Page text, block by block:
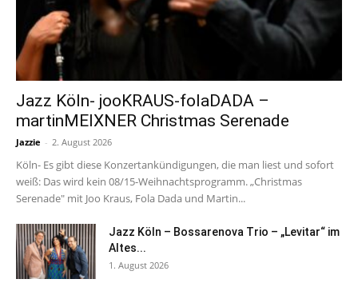
Jazz Köln- jooKRAUS-folaDADA –
martinMEIXNER Christmas Serenade
Jazzie - 2. August 2026
Köln- Es gibt diese Konzertankündigungen, die man liest und sofort
weiß: Das wird kein 08/15-Weihnachtsprogramm. „Christmas
Serenade" mit Joo Kraus, Fola Dada und Martin...
Jazz Köln – Bossarenova Trio – „Levitar“ im
Altes...
1. August 2026